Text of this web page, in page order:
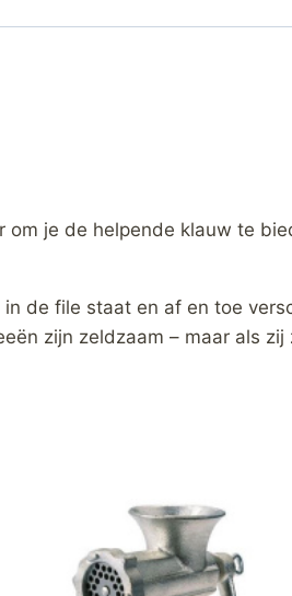
je de helpende klauw te
de file staat en af en toe
zijn zeldzaam – maar als